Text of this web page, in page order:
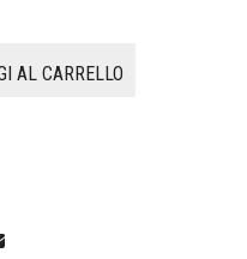
AL CARRELLO